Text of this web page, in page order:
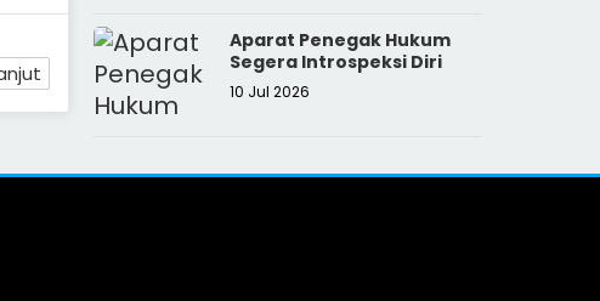
Aparat Penegak Hukum
Segera Introspeksi Diri
10 Jul 2026